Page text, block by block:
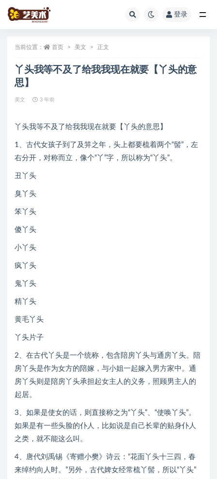
登录
当前位置： 首页 美文 正文
丫头我等不及了给我我现在就要【丫头的意
思】
美文 3 年前
丫头我等不及了给我我现在就要【丫头的意思】
1、古代女孩子到了及笄之年，头上都要梳着两个“髻”，左
右分开，对称而立，像个“丫”字，所以称为“丫头”。
丑丫头
臭丫头
笨丫头
傻丫头
小丫头
疯丫头
鬼丫头
精丫头
黄毛丫头
丫头片子
2、在古代丫头是一个统称，包含陪房丫头与通房丫头。陪
房丫头是作为女方的陪嫁，与小姐一起嫁入男方家中。通
房丫头则是陪房丫头承担起女主人的义务，照顾男主人的
起居。
3、如果是使女的话，则直接称之为“丫头”、“使唤丫头”。
如果是有一些头脸的仆人，比如说是自己长辈的贴身仆人
之类，就不能这么叫。
4、唐代刘禹锡《寄赠小樊》诗云：“花面丫头十三四，春
来绰约向人时。”另外，古代婢女经常梳丫髻，所以“丫头”